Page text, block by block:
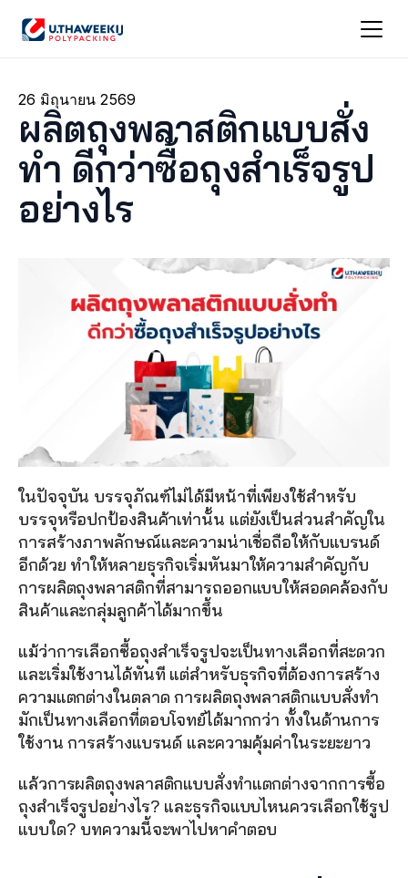
26 มิถุนายน 2569
ผลิตถุงพลาสติกแบบสั่ง
ทำ ดีกว่าซื้อถุงสำเร็จรูป
อย่างไร
ในปัจจุบัน บรรจุภัณฑ์ไม่ได้มีหน้าที่เพียงใช้สำหรับ
บรรจุหรือปกป้องสินค้าเท่านั้น แต่ยังเป็นส่วนสำคัญใน
การสร้างภาพลักษณ์และความน่าเชื่อถือให้กับแบรนด์
อีกด้วย ทำให้หลายธุรกิจเริ่มหันมาให้ความสำคัญกับ
การผลิตถุงพลาสติกที่สามารถออกแบบให้สอดคล้องกับ
สินค้าและกลุ่มลูกค้าได้มากขึ้น
แม้ว่าการเลือกซื้อถุงสำเร็จรูปจะเป็นทางเลือกที่สะดวก
และเริ่มใช้งานได้ทันที แต่สำหรับธุรกิจที่ต้องการสร้าง
ความแตกต่างในตลาด การผลิตถุงพลาสติกแบบสั่งทำ
มักเป็นทางเลือกที่ตอบโจทย์ได้มากกว่า ทั้งในด้านการ
ใช้งาน การสร้างแบรนด์ และความคุ้มค่าในระยะยาว
แล้วการผลิตถุงพลาสติกแบบสั่งทำแตกต่างจากการซื้อ
ถุงสำเร็จรูปอย่างไร? และธุรกิจแบบไหนควรเลือกใช้รูป
แบบใด? บทความนี้จะพาไปหาคำตอบ